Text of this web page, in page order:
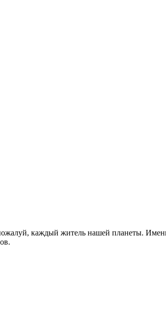
каждый житель нашей планеты.